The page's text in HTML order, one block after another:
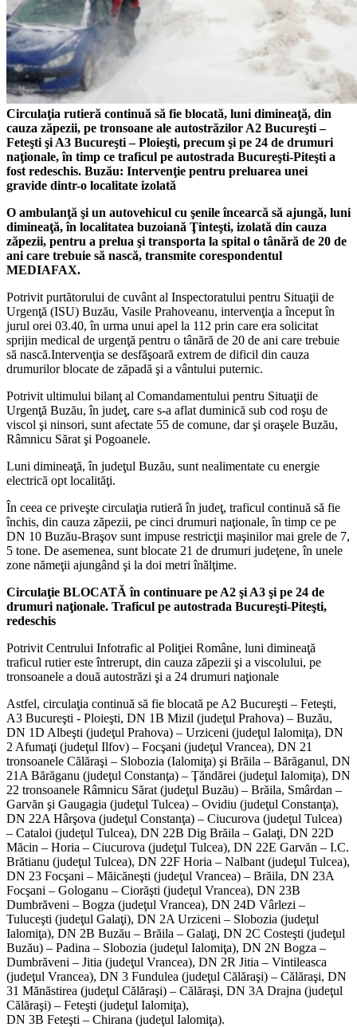
Circulaţia rutieră continuă să fie blocată, luni dimineaţă, din
cauza zăpezii, pe tronsoane ale autostrăzilor A2 Bucureşti –
Feteşti şi A3 Bucureşti – Ploieşti, precum şi pe 24 de drumuri
naţionale, în timp ce traficul pe autostrada Bucureşti-Piteşti a
fost redeschis. Buzău: Intervenţie pentru preluarea unei
gravide dintr-o localitate izolată
O ambulanţă şi un autovehicul cu şenile încearcă să ajungă, luni
dimineaţă, în localitatea buzoiană Ţinteşti, izolată din cauza
zăpezii, pentru a prelua şi transporta la spital o tânără de 20 de
ani care trebuie să nască, transmite corespondentul
MEDIAFAX.
Potrivit purtătorului de cuvânt al Inspectoratului pentru Situaţii de
Urgenţă (ISU) Buzău, Vasile Prahoveanu, intervenţia a început în
jurul orei 03.40, în urma unui apel la 112 prin care era solicitat
sprijin medical de urgenţă pentru o tânără de 20 de ani care trebuie
să nască.Intervenţia se desfăşoară extrem de dificil din cauza
drumurilor blocate de zăpadă şi a vântului puternic.
Potrivit ultimului bilanţ al Comandamentului pentru Situaţii de
Urgenţă Buzău, în judeţ, care s-a aflat duminică sub cod roşu de
viscol şi ninsori, sunt afectate 55 de comune, dar şi oraşele Buzău,
Râmnicu Sărat şi Pogoanele.
Luni dimineaţă, în judeţul Buzău, sunt nealimentate cu energie
electrică opt localităţi.
În ceea ce priveşte circulaţia rutieră în judeţ, traficul continuă să fie
închis, din cauza zăpezii, pe cinci drumuri naţionale, în timp ce pe
DN 10 Buzău-Braşov sunt impuse restricţii maşinilor mai grele de 7,
5 tone. De asemenea, sunt blocate 21 de drumuri judeţene, în unele
zone nămeţii ajungând şi la doi metri înălţime.
Circulaţie BLOCATĂ în continuare pe A2 şi A3 şi pe 24 de
drumuri naţionale. Traficul pe autostrada Bucureşti-Piteşti,
redeschis
Potrivit Centrului Infotrafic al Poliţiei Române, luni dimineaţă
traficul rutier este întrerupt, din cauza zăpezii şi a viscolului, pe
tronsoanele a două autostrăzi şi a 24 drumuri naţionale
Astfel, circulaţia continuă să fie blocată pe A2 Bucureşti – Feteşti,
A3 Bucureşti - Ploieşti, DN 1B Mizil (judeţul Prahova) – Buzău,
DN 1D Albeşti (judeţul Prahova) – Urziceni (judeţul Ialomiţa), DN
2 Afumaţi (judeţul Ilfov) – Focşani (judeţul Vrancea), DN 21
tronsoanele Călăraşi – Slobozia (Ialomiţa) şi Brăila – Bărăganul, DN
21A Bărăganu (judeţul Constanţa) – Ţăndărei (judeţul Ialomiţa), DN
22 tronsoanele Râmnicu Sărat (judeţul Buzău) – Brăila, Smârdan –
Garvăn şi Gaugagia (judeţul Tulcea) – Ovidiu (judeţul Constanţa),
DN 22A Hârşova (judeţul Constanţa) – Ciucurova (judeţul Tulcea)
– Cataloi (judeţul Tulcea), DN 22B Dig Brăila – Galaţi, DN 22D
Măcin – Horia – Ciucurova (judeţul Tulcea), DN 22E Garvăn – I.C.
Brătianu (judeţul Tulcea), DN 22F Horia – Nalbant (judeţul Tulcea),
DN 23 Focşani – Măicăneşti (judeţul Vrancea) – Brăila, DN 23A
Focşani – Gologanu – Ciorăşti (judeţul Vrancea), DN 23B
Dumbrăveni – Bogza (judeţul Vrancea), DN 24D Vârlezi –
Tuluceşti (judeţul Galaţi), DN 2A Urziceni – Slobozia (judeţul
Ialomiţa), DN 2B Buzău – Brăila – Galaţi, DN 2C Costeşti (judeţul
Buzău) – Padina – Slobozia (judeţul Ialomiţa), DN 2N Bogza –
Dumbrăveni – Jitia (judeţul Vrancea), DN 2R Jitia – Vintileasca
(judeţul Vrancea), DN 3 Fundulea (judeţul Călăraşi) – Călăraşi, DN
31 Mănăstirea (judeţul Călăraşi) – Călăraşi, DN 3A Drajna (judeţul
Călăraşi) – Feteşti (judeţul Ialomiţa),
DN 3B Feteşti – Chirana (judeţul Ialomiţa).